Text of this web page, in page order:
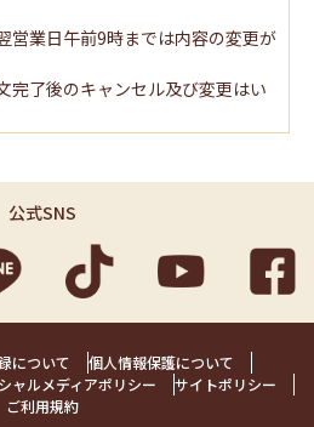
営業日午前9時までは内容の変更が
完了後のキャンセル及び変更はい
公式SNS
について
個人情報保護について
ャルメディアポリシー
サイトポリシー
ご利用規約